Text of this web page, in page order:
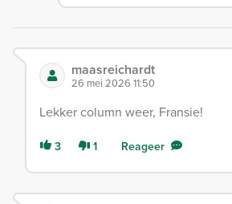
maasreichardt
26 mei 2026 11:50
Lekker column weer, Fransie!
3 1 Reageer